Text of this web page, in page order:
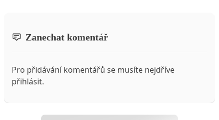
Zanechat komentář
Pro přidávání komentářů se musíte nejdříve
přihlásit.